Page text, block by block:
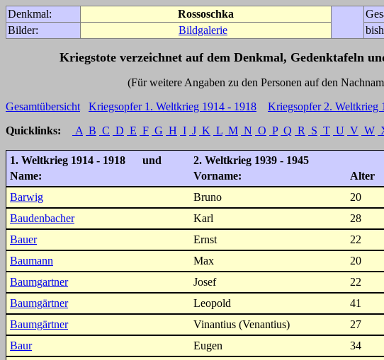
Denkmal: Rossoschka
Bilder:
Bildgalerie
Kriegstote verzeichnet auf dem Denkmal, Gedenktafeln
(Für weitere Angaben zu den Personen auf den
Gesamtübersicht
Kriegsopfer 1. Weltkrieg 1914 - 1918
Kriegsopfer 2. Weltkrieg
Quicklinks:
A B C D E F G H I J K L M N O P Q R S T U V W
1. Weltkrieg 1914 - 1918 und
2. Weltkrieg 1939 - 1945
Name:
Vorname: Alter
Barwig
Bruno 20
Baudenbacher
Karl 28
Bauer
Ernst 22
Baumann
Max 20
Baumgartner
Josef 22
Baumgärtner
Leopold 41
Baumgärtner
Vinantius (Venantius) 27
Baur
Eugen 34